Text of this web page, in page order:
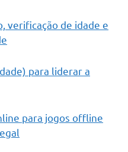
verificação de idade e
para liderar a
para jogos offline